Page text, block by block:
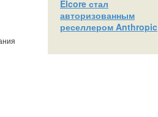
Elcore стал
авторизованным
реселлером Anthropic